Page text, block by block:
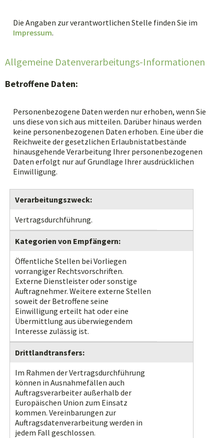
Die Angaben zur verantwortlichen Stelle finden Sie im
Impressum.
Allgemeine Datenverarbeitungs-Informationen
Betroffene Daten:
Personenbezogene Daten werden nur erhoben, wenn Sie
uns diese von sich aus mitteilen. Darüber hinaus werden
keine personenbezogenen Daten erhoben. Eine über die
Reichweite der gesetzlichen Erlaubnistatbestände
hinausgehende Verarbeitung Ihrer personenbezogenen
Daten erfolgt nur auf Grundlage Ihrer ausdrücklichen
Einwilligung.
Verarbeitungszweck:
Vertragsdurchführung.
Kategorien von Empfängern:
Öffentliche Stellen bei Vorliegen
vorrangiger Rechtsvorschriften.
Externe Dienstleister oder sonstige
Auftragnehmer. Weitere externe Stellen
soweit der Betroffene seine
Einwilligung erteilt hat oder eine
Übermittlung aus überwiegendem
Interesse zulässig ist.
Drittlandtransfers:
Im Rahmen der Vertragsdurchführung
können in Ausnahmefällen auch
Auftragsverarbeiter außerhalb der
Europäischen Union zum Einsatz
kommen. Vereinbarungen zur
Auftragsdatenverarbeitung werden in
jedem Fall geschlossen.